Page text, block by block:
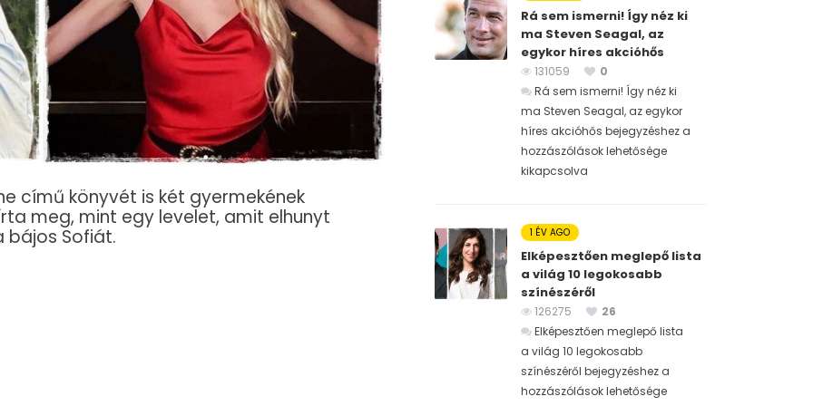
című könyvét is két gyermekének
meg, mint egy levelet, amit elhunyt
bájos Sofiát.
Rá sem ismerni! Így néz ki
ma Steven Seagal, az
egykor híres akcióhős
131059
0
Rá sem ismerni! Így néz ki
ma Steven Seagal, az egykor
híres akcióhős bejegyzéshez a
hozzászólások lehetősége
kikapcsolva
1 ÉV AGO
Elképesztően meglepő lista
a világ 10 legokosabb
színészéről
126275
26
Elképesztően meglepő lista
a világ 10 legokosabb
színészéről bejegyzéshez a
hozzászólások lehetősége